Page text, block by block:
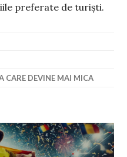
preferate de turiști.
CARE DEVINE MAI MICA